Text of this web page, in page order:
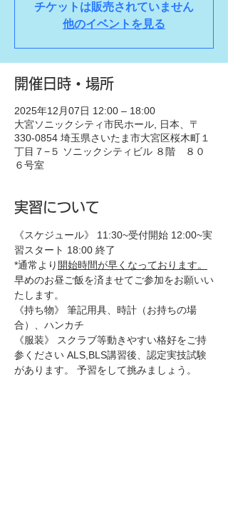
チケットは販売されていません
他のイベントを見る
開催日時・場所
2025年12月07日 12:00 – 18:00
大宮ソニックシティ市民ホール, 日本、〒
330-0854 埼玉県さいたま市大宮区桜木町１
丁目７−５ ソニックシティビル ８階 ８０
６号室
実習について
《スケジュール》 11:30~受付開始 12:00~実
習スタート 18:00 終了
*通常より 開始時間が早くなっております。
早めのお昼ご飯を済ませてご参加をお願いい
たします。
《持ち物》 筆記用具、時計（お持ちの場
合）、ハンカチ
《服装》 スクラブ等動きやすい格好をご持
参ください ALS,BLS講習後、認定実技試験
があります。 予習をして挑みましょう。